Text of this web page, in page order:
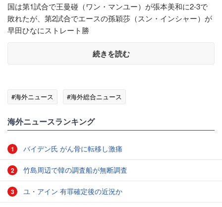
国は第1試合で王曼碰（ワン・マンユー）が張本美和に2-3で
敗れたが、第2試合でエースの孫穎莎（スン・インシャー）が
早田ひなにストレート勝
続きを読む
#海外ニュース #海外総合ニュース
海外ニュースランキング
1 バイデン氏 がん骨に転移し激痛
2 竹島周辺で韓の調査船が無断調査
3 ユ・アイン 有罪確定後の近況か